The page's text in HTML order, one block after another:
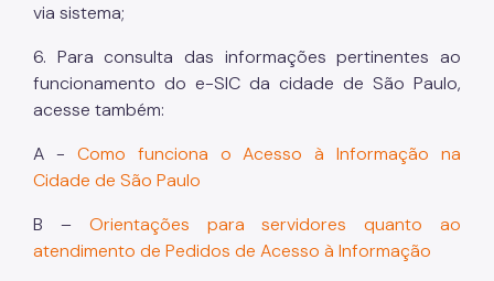
via sistema;
6. Para consulta das informações pertinentes ao
funcionamento do e-SIC da cidade de São Paulo,
acesse também:
A - Como funciona o Acesso à Informação na
Cidade de São Paulo
B – Orientações para servidores quanto ao
atendimento de Pedidos de Acesso à Informação